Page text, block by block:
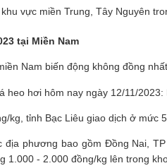
vực miền Trung, Tây Nguyên
tại Miền Nam
Nam biến động không đồng
kg, tỉnh Bạc Liêu giao dịch ở mức
địa phương bao gồm Đồng Nai,
1.000 - 2.000 đồng/kg lên trong